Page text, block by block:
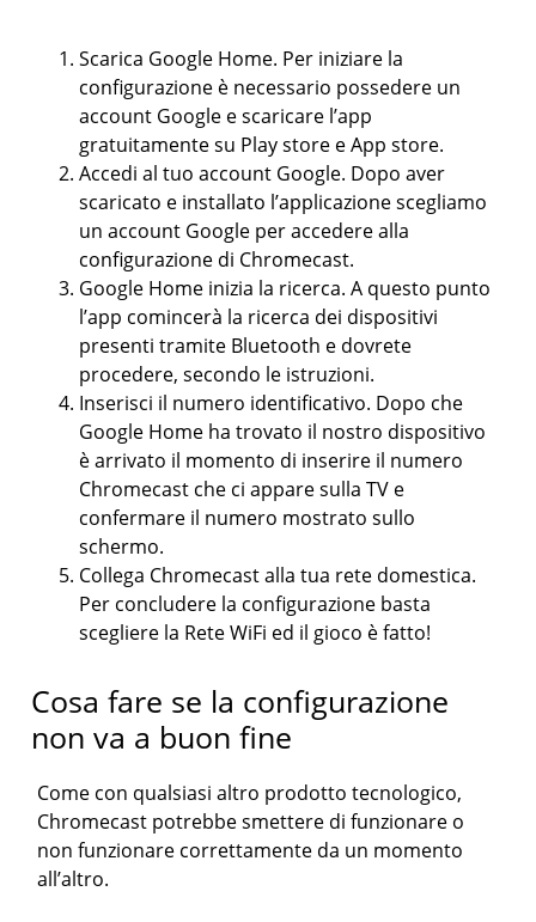
Scarica Google Home. Per iniziare la
configurazione è necessario possedere un
account Google e scaricare l’app
gratuitamente su Play store e App store.
Accedi al tuo account Google. Dopo aver
scaricato e installato l’applicazione scegliamo
un account Google per accedere alla
configurazione di Chromecast.
Google Home inizia la ricerca. A questo punto
l’app comincerà la ricerca dei dispositivi
presenti tramite Bluetooth e dovrete
procedere, secondo le istruzioni.
Inserisci il numero identificativo. Dopo che
Google Home ha trovato il nostro dispositivo
è arrivato il momento di inserire il numero
Chromecast che ci appare sulla TV e
confermare il numero mostrato sullo
schermo.
Collega Chromecast alla tua rete domestica.
Per concludere la configurazione basta
scegliere la Rete WiFi ed il gioco è fatto!
Cosa fare se la configurazione
non va a buon fine
Come con qualsiasi altro prodotto tecnologico,
Chromecast potrebbe smettere di funzionare o
non funzionare correttamente da un momento
all’altro.